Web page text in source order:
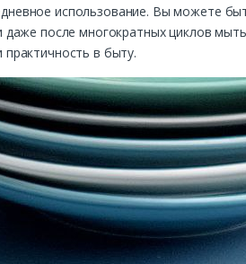
использование. Вы можете
после многократных циклов
в быту.